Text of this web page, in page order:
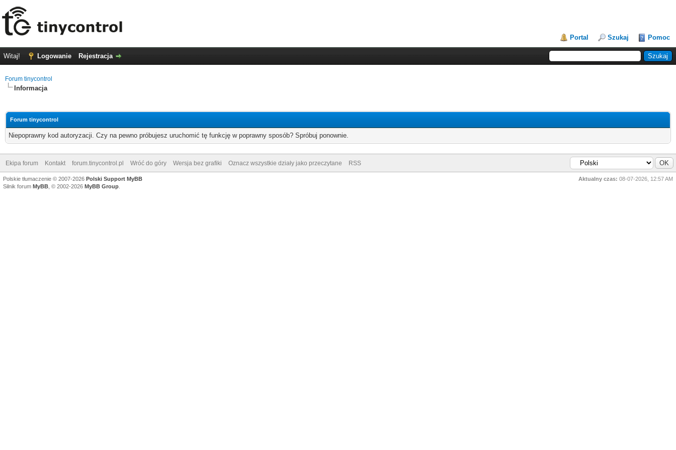
Portal Szukaj Pomoc
Witaj! Logowanie Rejestracja
Forum tinycontrol
Informacja
Forum tinycontrol
Niepoprawny kod autoryzacji. Czy na pewno próbujesz uruchomić tę funkcję w poprawny sposób? Spróbuj ponownie.
Ekipa forum Kontakt forum.tinycontrol.pl Wróć do góry Wersja bez grafiki Oznacz wszystkie działy jako przeczytane RSS
Aktualny czas: 08-07-2026, 12:57 AM
Polskie tłumaczenie © 2007-2026 Polski Support MyBB
Silnik forum MyBB , © 2002-2026 MyBB Group